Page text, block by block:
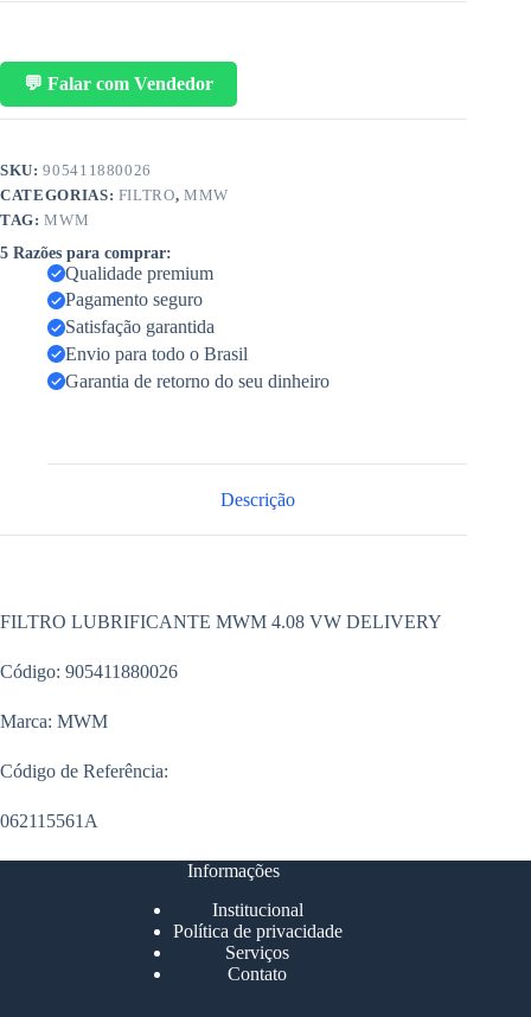
💬 Falar com Vendedor
SKU:905411880026
CATEGORIAS: FILTRO,MMW
TAG:MWM
5 Razões para comprar:
Qualidade premium
Pagamento seguro
Satisfação garantida
Envio para todo o Brasil
Garantia de retorno do seu dinheiro
Descrição
FILTRO LUBRIFICANTE MWM 4.08 VW DELIVERY
Código: 905411880026
Marca: MWM
Código de Referência:
062115561A
Informações
Institucional
Política de privacidade
Serviços
Contato